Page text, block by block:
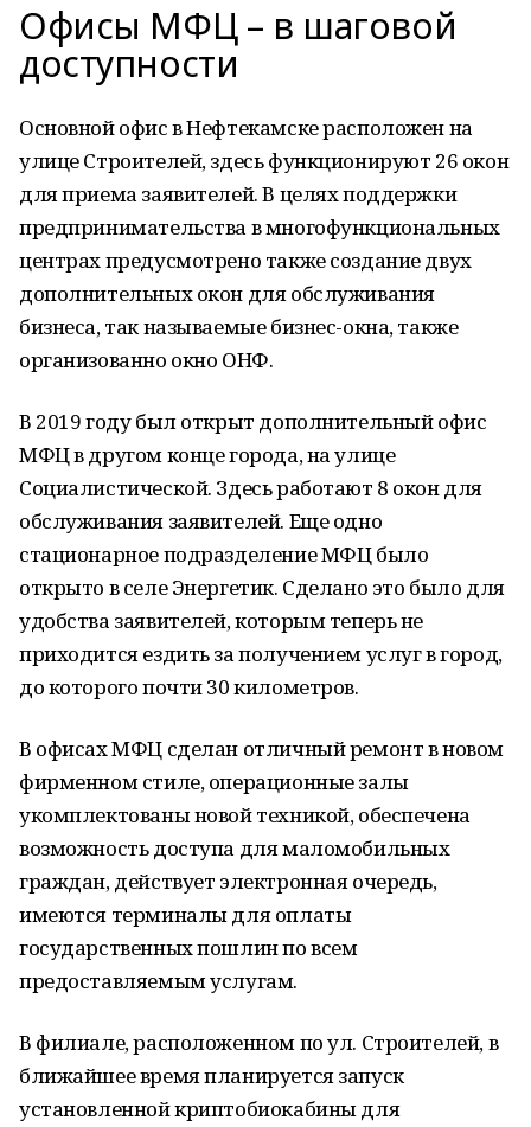
Офисы МФЦ – в шаговой
доступности
Основной офис в Нефтекамске расположен на
улице Строителей, здесь функционируют 26 окон
для приема заявителей. В целях поддержки
предпринимательства в многофункциональных
центрах предусмотрено также создание двух
дополнительных окон для обслуживания
бизнеса, так называемые бизнес-окна, также
организованно окно ОНФ.
В 2019 году был открыт дополнительный офис
МФЦ в другом конце города, на улице
Социалистической. Здесь работают 8 окон для
обслуживания заявителей. Еще одно
стационарное подразделение МФЦ было
открыто в селе Энергетик. Сделано это было для
удобства заявителей, которым теперь не
приходится ездить за получением услуг в город,
до которого почти 30 километров.
В офисах МФЦ сделан отличный ремонт в новом
фирменном стиле, операционные залы
укомплектованы новой техникой, обеспечена
возможность доступа для маломобильных
граждан, действует электронная очередь,
имеются терминалы для оплаты
государственных пошлин по всем
предоставляемым услугам.
В филиале, расположенном по ул. Строителей, в
ближайшее время планируется запуск
установленной криптобиокабины для